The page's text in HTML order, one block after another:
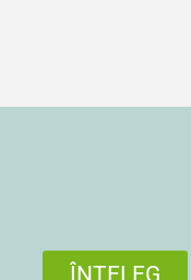
ÎNŢELEG